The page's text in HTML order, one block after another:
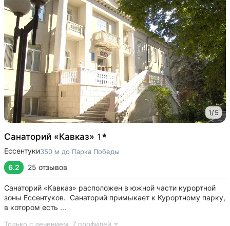
1/5
Санаторий «Кавказ» 1
Ессентуки350 м до Парка Победы
6.2 25 отзывов
Санаторий «Кавказ» расположен в южной части курортной
зоны Ессентуков. Санаторий примыкает к Курортному парку,
в котором есть ...
Только с лечением, 7 профилей